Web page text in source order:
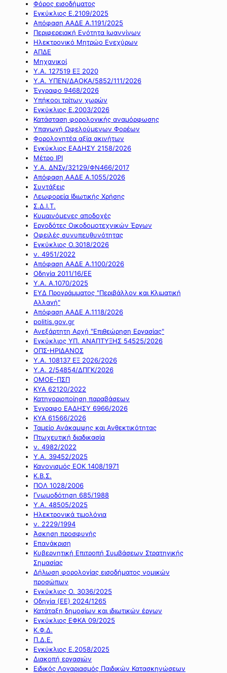
Φόρος εισοδήματος
Εγκύκλιος Ε.2109/2025
Απόφαση ΑΑΔΕ Α.1191/2025
Περιφερειακή Ενότητα Ιωαννίνων
Ηλεκτρονικό Μητρώο Ενεχύρων
ΑΠΔΕ
Μηχανικοί
Υ.Α. 127519 ΕΞ 2020
Υ.Α. ΥΠΕΝ/ΔΑΟΚΑ/5852/111/2026
Έγγραφο 9468/2026
Υπήκοοι τρίτων χωρών
Εγκύκλιος Ε.2003/2026
Κατάσταση φορολογικής αναμόρφωσης
Υπαγωγή Ωφελούμενων Φορέων
Φορολογητέα αξία ακινήτων
Εγκύκλιος ΕΑΔΗΣΥ 2158/2026
Μέτρο IPI
Υ.Α. ΔΝΣγ/32129/ΦΝ466/2017
Απόφαση ΑΑΔΕ Α.1055/2026
Συντάξεις
Λεωφορεία Ιδιωτικής Χρήσης
Σ.Δ.Ι.Τ.
Κυμαινόμενες αποδοχές
Εργοδότες Οικοδομοτεχνικών Έργων
Οφειλές συνυπευθυνότητας
Εγκύκλιος Ο.3018/2026
ν. 4951/2022
Απόφαση ΑΑΔΕ Α.1100/2026
Οδηγία 2011/16/ΕΕ
Υ.Α. Α.1070/2025
ΕΥΔ Προγράμματος "Περιβάλλον και Κλιματική
Αλλαγή"
Απόφαση ΑΑΔΕ Α.1118/2026
politis.gov.gr
Ανεξάρτητη Αρχή "Επιθεώρηση Εργασίας"
Εγκύκλιος ΥΠ. ΑΝΑΠΤΥΞΗΣ 54525/2026
ΟΠΣ-ΗΡΙΔΑΝΟΣ
Υ.Α. 108137 ΕΞ 2026/2026
Υ.Α. 2/54854/ΔΠΓΚ/2026
ΟΜΟΕ-ΠΣΠ
ΚΥΑ 62120/2022
Κατηγοριοποίηση παραβάσεων
Έγγραφο ΕΑΔΗΣΥ 6966/2026
ΚΥΑ 61566/2026
Ταμείο Ανάκαμψης και Ανθεκτικότητας
Πτωχευτική διαδικασία
ν. 4982/2022
Υ.Α. 39452/2025
Κανονισμός ΕΟΚ 1408/1971
Κ.Β.Σ.
ΠΟΛ 1028/2006
Γνωμοδότηση 685/1988
Υ.Α. 48505/2025
Ηλεκτρονικά τιμολόγια
ν. 2229/1994
Άσκηση προσφυγής
Επανάκριση
Κυβερνητική Επιτροπή Συμβάσεων Στρατηγικής
Σημασίας
Δήλωση φορολογίας εισοδήματος νομικών
προσώπων
Εγκύκλιος Ο. 3036/2025
Οδηγία (ΕΕ) 2024/1265
Κατάταξη δημοσίων και ιδιωτικών έργων
Εγκύκλιος ΕΦΚΑ 09/2025
Κ.Φ.Δ.
Π.Δ.Ε.
Εγκύκλιος Ε.2058/2025
Διακοπή εργασιών
Ειδικός Λογαριασμός Παιδικών Κατασκηνώσεων